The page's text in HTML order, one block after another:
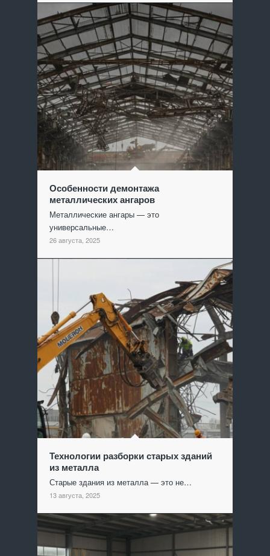
Особенности демонтажа
металлических ангаров
Металлические ангары — это
универсальные…
26 августа, 2025
Технологии разборки старых зданий
из металла
Старые здания из металла — это не…
13 августа, 2025